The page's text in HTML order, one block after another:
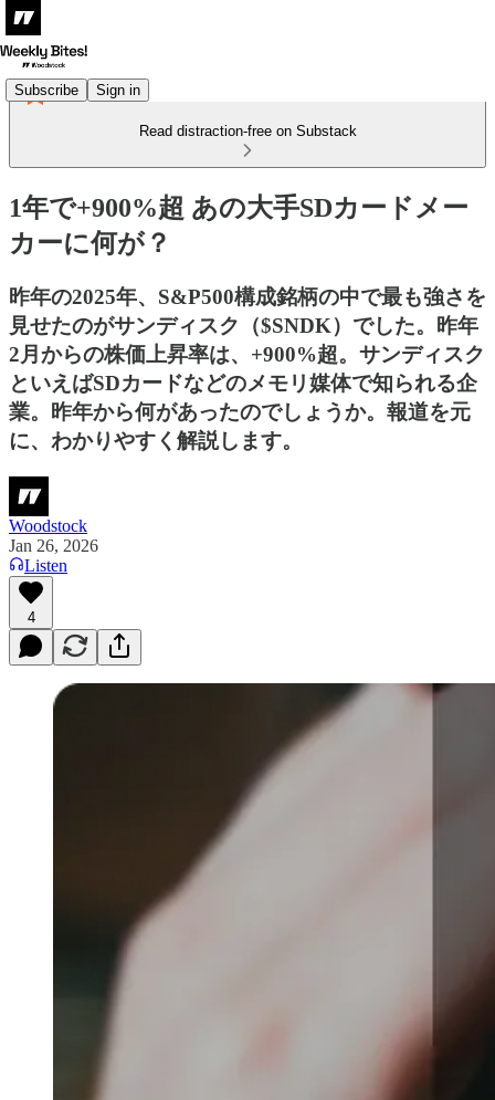
Subscribe Sign in
Read distraction-free on Substack
1年で+900%超 あの大手SDカードメー
カーに何が？
昨年の2025年、S&P500構成銘柄の中で最も強さを
見せたのがサンディスク（$SNDK）でした。昨年
2月からの株価上昇率は、+900%超。サンディスク
といえばSDカードなどのメモリ媒体で知られる企
業。昨年から何があったのでしょうか。報道を元
に、わかりやすく解説します。
Woodstock
Jan 26, 2026
Listen
4